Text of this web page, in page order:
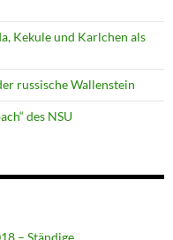
Kekule und Karlchen als
russische Wallenstein
des NSU